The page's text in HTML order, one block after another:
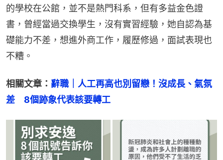
的學校在公館，並不是熱門科系，但有多益金色證
書，曾經當過交換學生，沒有實習經驗，她自認為基
礎能力不差，想進外商工作，履歷修過，面試表現也
不糟。
相關文章： 辭職｜人工再高也別留戀！沒成長、氣氛
差　8個跡象代表該要轉工